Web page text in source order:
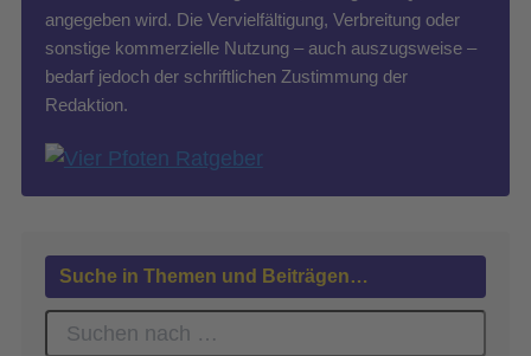
angegeben wird. Die Vervielfältigung, Verbreitung oder
sonstige kommerzielle Nutzung – auch auszugsweise –
bedarf jedoch der schriftlichen Zustimmung der
Redaktion.
Suche in Themen und Beiträgen…
S